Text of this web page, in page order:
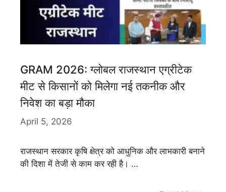
GRAM 2026: ग्लोबल राजस्थान एग्रीटेक
मीट से किसानों को मिलेगा नई तकनीक और
निवेश का बड़ा मौका
April 5, 2026
राजस्थान सरकार कृषि क्षेत्र को आधुनिक और लाभकारी बनाने
की दिशा में तेजी से काम कर रही है। …